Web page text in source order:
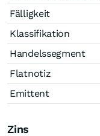
Fälligkeit
Klassifikation
Handelssegment
Flatnotiz
Emittent
Zins